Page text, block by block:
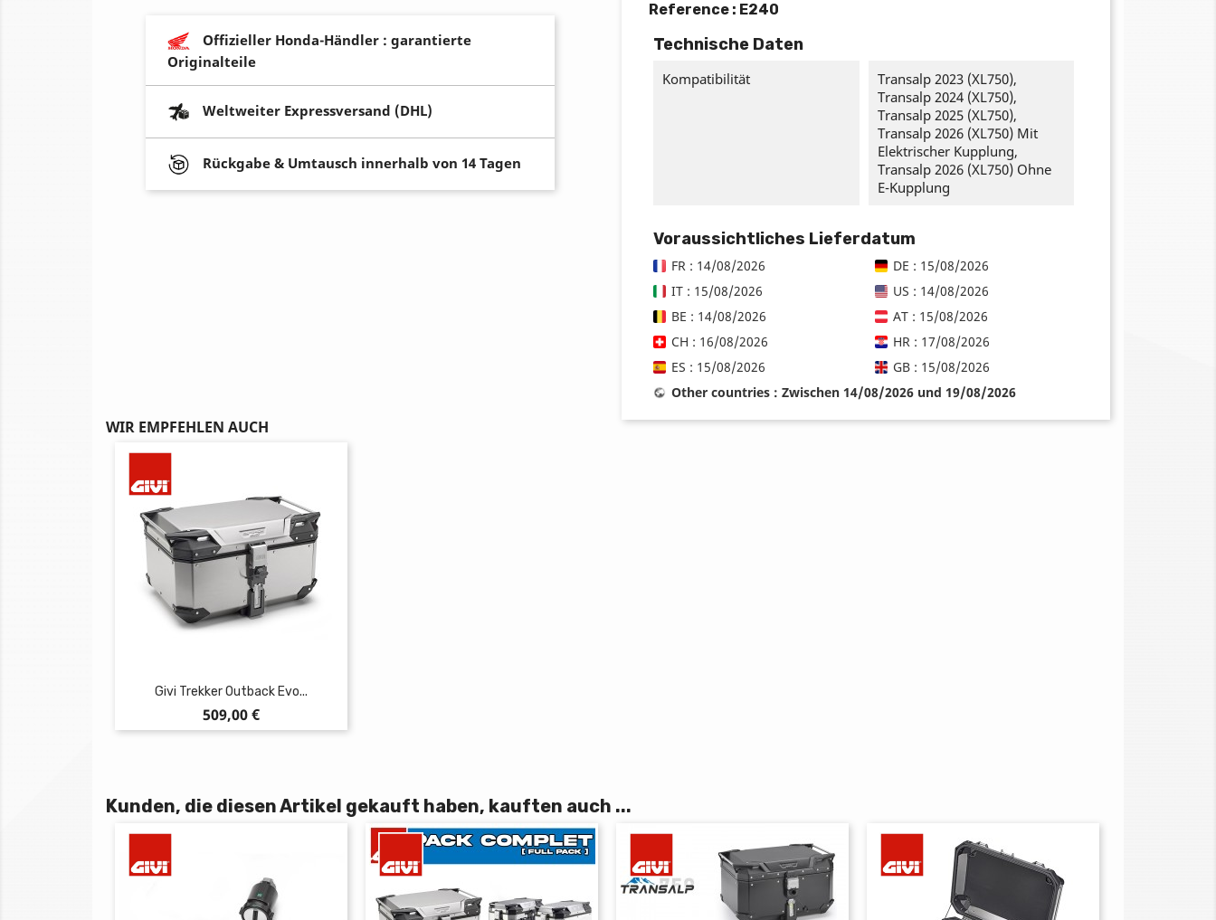
Offizieller Honda-Händler : garantierte
Originalteile
Weltweiter Expressversand (DHL)
Rückgabe & Umtausch innerhalb von 14 Tagen
Reference : E240
Technische Daten
Kompatibilität
Transalp 2023 (XL750),
Transalp 2024 (XL750),
Transalp 2025 (XL750),
Transalp 2026 (XL750) Mit
Elektrischer Kupplung,
Transalp 2026 (XL750) Ohne
E-Kupplung
Voraussichtliches Lieferdatum
FR : 14/08/2026
DE : 15/08/2026
IT : 15/08/2026
US : 14/08/2026
BE : 14/08/2026
AT : 15/08/2026
CH : 16/08/2026
HR : 17/08/2026
ES : 15/08/2026
GB : 15/08/2026
Other countries : Zwischen 14/08/2026 und 19/08/2026
WIR EMPFEHLEN AUCH
Givi Trekker Outback Evo...
Preis
509,00 €
Kunden, die diesen Artikel gekauft haben, kauften auch ...